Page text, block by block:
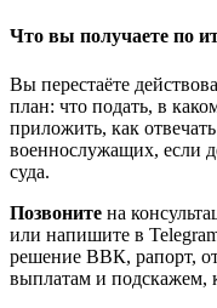
Что вы получаете по
Вы перестаёте
план: что подать, в
приложить, как
военнослужащих, если
суда.
Позвоните на
или напишите в
решение ВВК, рапорт,
выплатам и подскажем,